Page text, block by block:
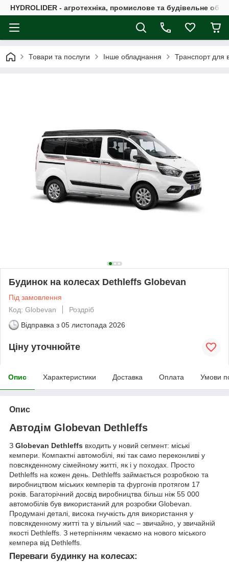
HYDROLIDER - агротехніка, промислове та будівельне
Товари та послуги Інше обладнання Транспорт для
Будинок на колесах Dethleffs Globevan
Під замовлення
Код: Globevan
Роздріб
Відправка з 05 листопада 2026
Ціну уточнюйте
Опис Характеристики Доставка Оплата Умови
Опис
Автодім Globevan Dethleffs
З Globevan Dethleffs входить у новий сегмент: міські
кемпери. Компактні автомобілі, які так само переконливі у
повсякденному сімейному житті, як і у походах. Просто
Dethleffs на кожен день. Dethleffs займається розробкою та
виробництвом міських кемперів та фургонів протягом 17
років. Багаторічний досвід виробництва більш ніж 55 000
автомобілів був використаний для розробки Globevan.
Продумані деталі, висока гнучкість для використання у
повсякденному житті та у вільний час – звичайно, у звичайній
якості Dethleffs. З нетерпінням чекаємо на нового міського
кемпера від Dethleffs.
Переваги будинку на колесах: